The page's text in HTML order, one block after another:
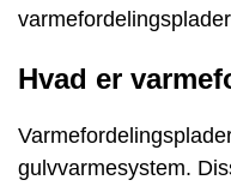
Hvad er
gulvvarmesystem.